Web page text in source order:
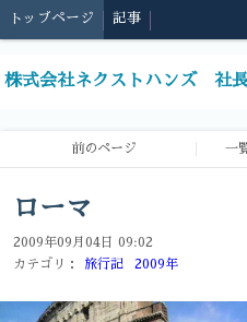
トップページ 記事
株式会社ネクストハンズ 社
前のページ 一
ローマ
2009年09月04日 09:02
カテゴリ：
旅行記 2009年